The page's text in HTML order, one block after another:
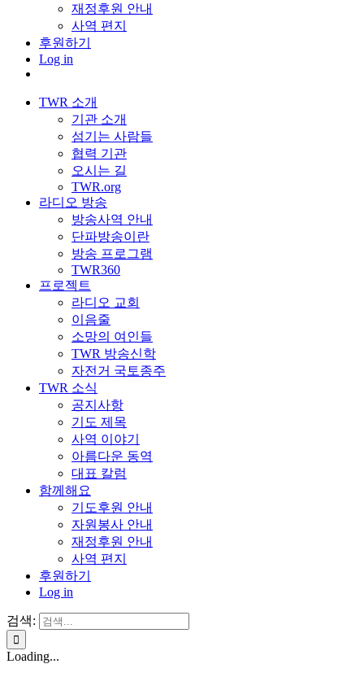
재정후원 안내
사역 편지
후원하기
Log in
TWR 소개
기관 소개
섬기는 사람들
협력 기관
오시는 길
TWR.org
라디오 방송
방송사역 안내
단파방송이란
방송 프로그램
TWR360
프로젝트
라디오 교회
이음줄
소망의 여인들
TWR 방송신학
자전거 국토종주
TWR 소식
공지사항
기도 제목
사역 이야기
아름다운 동역
대표 칼럼
함께해요
기도후원 안내
자원봉사 안내
재정후원 안내
사역 편지
후원하기
Log in
검색:
Loading...